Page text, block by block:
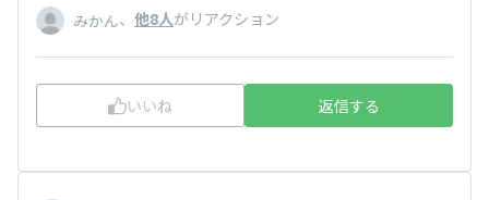
みかん、 他8人がリアクション
いいね 返信する